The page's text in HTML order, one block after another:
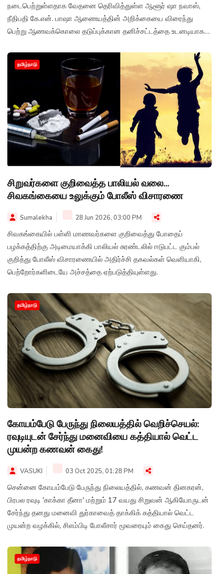
நடைபெற்றுள்ளதாக வேதனை தெரிவித்துள்ள ஆளூர் ஷா நவாஸ்,
நீதிபதி கே.என். பாஷா ஆணையத்தின் அறிக்கையை விரைந்து
பெற்று ஆணவக்கொலை தடுப்புக்கான தனிச்சட்டத்தை உடனடியாக
தமிழ்நாடு
சிறுவர்களை குறிவைத்த பாலியல் வலை...
சிவகங்கையை உலுக்கும் போலீஸ் விசாரணை
Sumalekha 28 Jun 2026, 03:00 PM
சிவகங்கையில் பள்ளி மாணவர்களை குறிவைத்து போதைப்
பழக்கத்திற்கு அடிமையாக்கி பாலியல் சுரண்டலில் ஈடுபட்ட கும்பல்
குறித்து போலீஸ் விசாரணையில் அதிர்ச்சி தகவல்கள் வெளியாகி,
பெற்றோர்களிடையே அச்சத்தை ஏற்படுத்தியுள்ளது.
தமிழ்நாடு
கோயம்பேடு பேருந்து நிலையத்தில் வெறிச்செயல்:
ரவுடியுடன் சேர்ந்து மனைவியை கத்தியால் வெட்ட
முயன்ற கணவன் கைது!
VASUKI 03 Oct 2025, 01:28 PM
சென்னை கோயம்பேடு பேருந்து நிலையத்தில், கணவன் தினகரன்,
பிரபல ரவுடி 'காக்கா தீனா' மற்றும் 17 வயது சிறுவன் ஆகியோருடன்
சேர்ந்து தனது மனைவி துர்காவைத் தாக்கிக் கத்தியால் வெட்ட
முயன்ற வழக்கில், சிஎம்பிடி போலீசார் மூவரையும் கைது செய்தனர்.
தமிழ்நாடு